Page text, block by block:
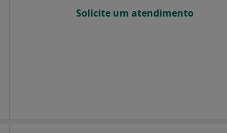
Solicite um atendimento